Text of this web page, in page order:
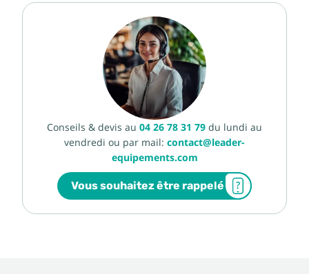
Conseils & devis au 04 26 78 31 79 du lundi au
vendredi ou par mail: contact@leader-
equipements.com
Vous souhaitez être rappelé